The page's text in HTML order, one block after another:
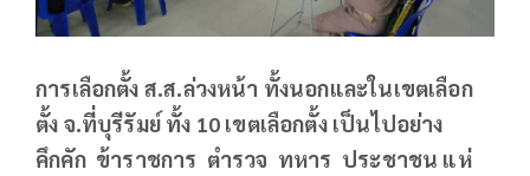
การเลือกตั้ง ส.ส.ล่วงหน้า ทั้งนอกและในเขตเลือก
ตั้ง จ.ที่บุรีรัมย์ ทั้ง 10 เขตเลือกตั้ง เป็นไปอย่าง
คึกคัก ข้าราชการ ตำรวจ ทหาร ประชาชน แห่